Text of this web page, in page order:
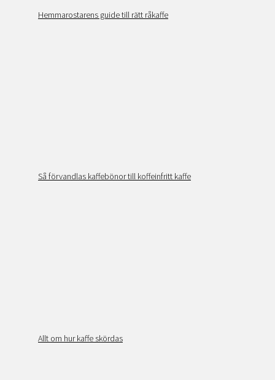
Hemmarostarens guide till rätt råkaffe
Så förvandlas kaffebönor till koffeinfritt kaffe
Allt om hur kaffe skördas